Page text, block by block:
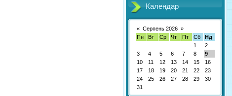
Календар
« Серпень 2026 »
Пн
Вт Ср Чт Пт Сб
Нд
1
2
3
4 5 6 7 8
9
10
11 12 13 14 15
16
17
18 19 20 21 22
23
24
25 26 27 28 29
30
31